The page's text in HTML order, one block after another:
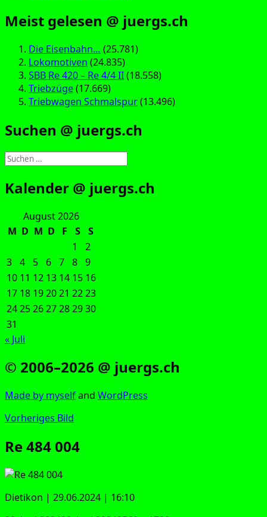
Meist gelesen @ juergs.ch
Die Eisenbahn… (25.781)
Lokomotiven (24.835)
SBB Re 420 – Re 4/4 II(18.558)
Triebzüge(17.669)
Triebwagen Schmalspur(13.496)
Suchen @ juergs.ch
Suchen
nach:
Kalender @ juergs.ch
August 2026
M D M D F S
S
1
2
3 4 5 6 7 8 9
10 11 12 13 14 15 16
17 18 192021 2223
24252627282930
31
« Juli
© 2006–2026 @ juergs.ch
Made by mys­elfand Word­Press
Vorheriges Bild
Re 484 004
Die­ti­kon | 29.06.2024 | 16:10